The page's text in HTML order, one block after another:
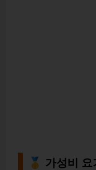
🥇 가성비